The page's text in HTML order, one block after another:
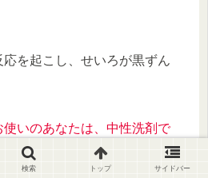
を起こし、せいろが黒ずん
いのあなたは、中性洗剤で
検索 トップ サイドバー